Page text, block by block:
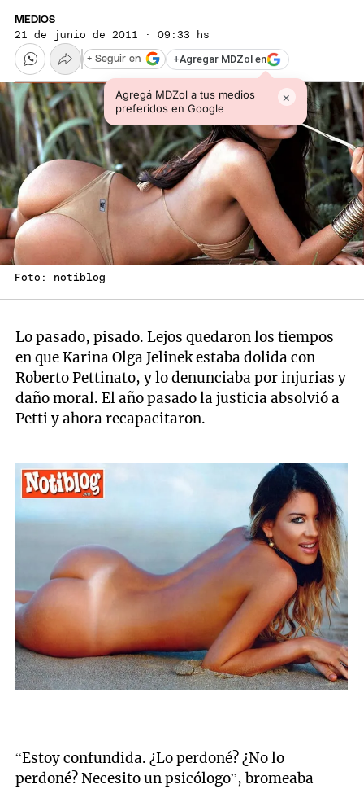
MEDIOS
21 de junio de 2011 · 09:33 hs
+Agregar MDZol en
Agregá MDZol a tus medios
preferidos en Google
×
+ Seguir en
Foto: notiblog
Lo pasado, pisado. Lejos quedaron los tiempos
en que Karina Olga Jelinek estaba dolida con
Roberto Pettinato, y lo denunciaba por injurias y
daño moral. El año pasado la justicia absolvió a
Petti y ahora recapacitaron.
“Estoy confundida. ¿Lo perdoné? ¿No lo
perdoné? Necesito un psicólogo”, bromeaba